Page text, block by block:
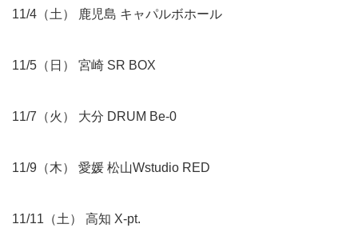
11/4（土） 鹿児島 キャパルボホール
11/5（日） 宮崎 SR BOX
11/7（火） 大分 DRUM Be-0
11/9（木） 愛媛 松山Wstudio RED
11/11（土） 高知 X-pt.